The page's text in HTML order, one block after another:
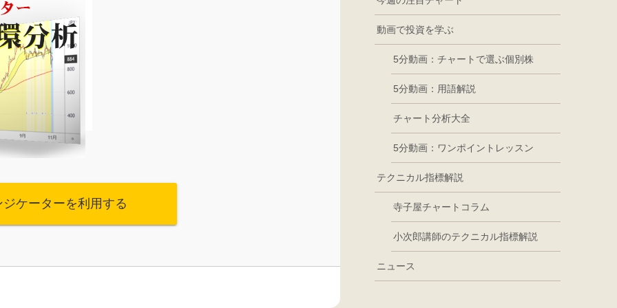
ケーターを利用する
動画で投資を学ぶ
5分動画：チャートで選ぶ個別株
5分動画：用語解説
チャート分析大全
5分動画：ワンポイントレッスン
テクニカル指標解説
寺子屋チャートコラム
小次郎講師のテクニカル指標解説
ニュース